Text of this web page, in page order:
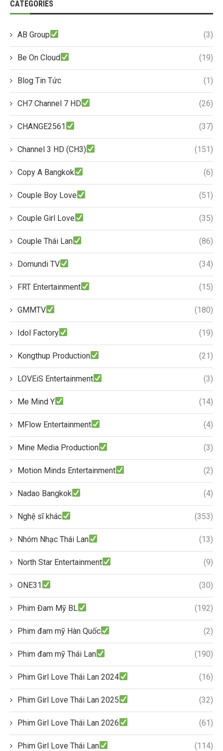
CATEGORIES
AB Group (3)
Be On Cloud (19)
Blog Tin Tức (1)
CH7 Channel 7 HD (26)
CHANGE2561 (37)
Channel 3 HD (CH3) (151)
Copy A Bangkok (6)
Couple Boy Love (51)
Couple Girl Love (35)
Couple Thái Lan (86)
Domundi TV (34)
FRT Entertainment (15)
GMMTV (180)
Idol Factory (19)
Kongthup Production (21)
LOVEiS Entertainment (3)
Me Mind Y (14)
MFlow Entertainment (4)
Mine Media Production (3)
Motion Minds Entertainment (2)
Nadao Bangkok (4)
Nghệ sĩ khác (353)
Nhóm Nhạc Thái Lan (13)
North Star Entertainment (9)
ONE31 (30)
Phim Đam Mỹ BL (192)
Phim đam mỹ Hàn Quốc (2)
Phim đam mỹ Thái Lan (190)
Phim Girl Love Thái Lan 2024 (16)
Phim Girl Love Thái Lan 2025 (32)
Phim Girl Love Thái Lan 2026 (61)
Phim Girl Love Thái Lan (114)